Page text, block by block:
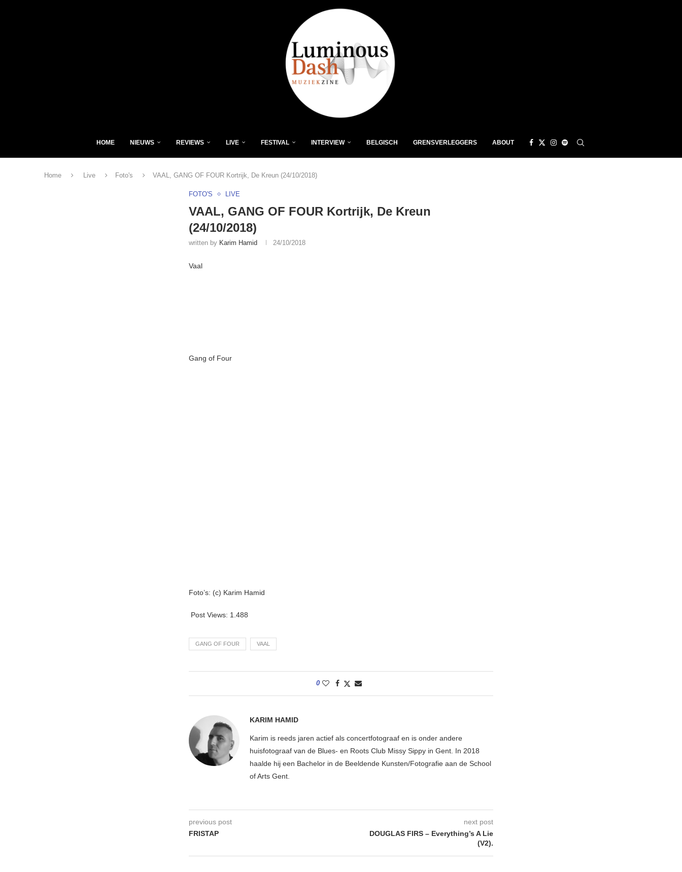
HOME NIEUWS REVIEWS LIVE FESTIVAL INTERVIEW BELGISCH GRENSVERLEGGERS ABOUT
Home Live Foto's VAAL, GANG OF FOUR Kortrijk, De Kreun (24/10/2018)
FOTO'S LIVE
VAAL, GANG OF FOUR Kortrijk, De Kreun
(24/10/2018)
written by Karim Hamid 24/10/2018
Vaal
Gang of Four
Foto’s: (c) Karim Hamid
Post Views: 1.488
GANG OF FOUR VAAL
0
KARIM HAMID
Karim is reeds jaren actief als concertfotograaf en is onder andere
huisfotograaf van de Blues- en Roots Club Missy Sippy in Gent. In 2018
haalde hij een Bachelor in de Beeldende Kunsten/Fotografie aan de School
of Arts Gent.
previous post
FRISTAP
next post
DOUGLAS FIRS – Everything’s A Lie
(V2).